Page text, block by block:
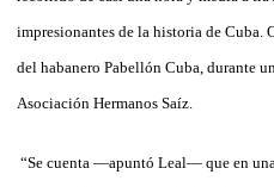
impresionantes de la historia de Cuba.
del habanero Pabellón Cuba, durante
Asociación Hermanos Saíz.
“Se cuenta —apuntó Leal— que en